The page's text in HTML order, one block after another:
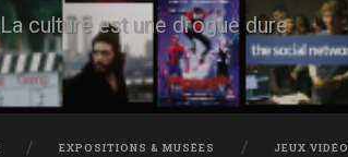
La culture est une drogue dure
EXPOSITIONS & MUSÉES JEUX VIDÉO